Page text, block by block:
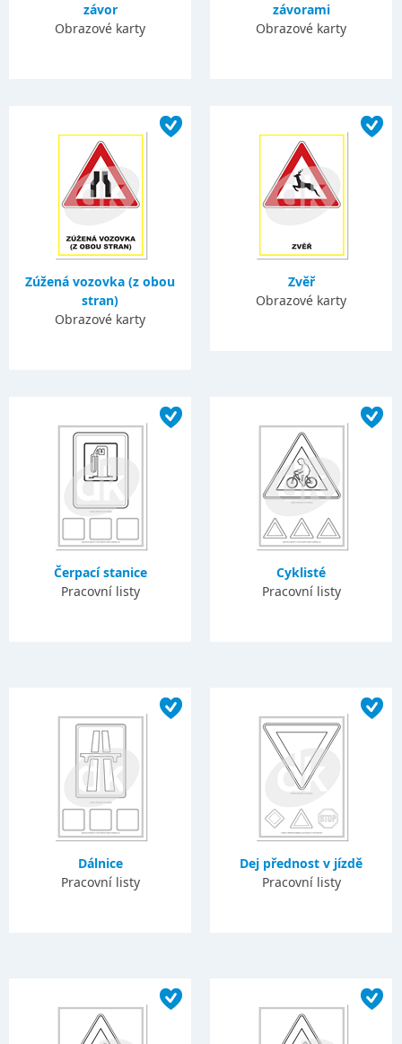
závor
Obrazové karty
závorami
Obrazové karty
Zúžená vozovka (z obou
stran)
Obrazové karty
Zvěř
Obrazové karty
Čerpací stanice
Pracovní listy
Cyklisté
Pracovní listy
Dálnice
Pracovní listy
Dej přednost v jízdě
Pracovní listy